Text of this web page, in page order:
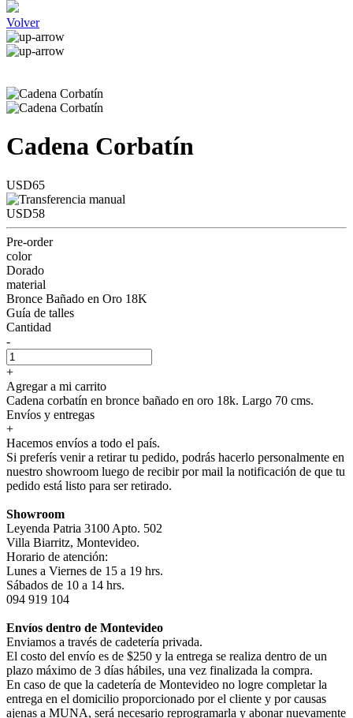
Volver
Cadena Corbatín
USD65
USD58
Pre-order
color
Dorado
material
Bronce Bañado en Oro 18K
Guía de talles
Cantidad
-
+
Agregar a mi carrito
Cadena corbatín en bronce bañado en oro 18k. Largo 70 cms.
Envíos y entregas
+
Hacemos envíos a todo el país.
Si preferís venir a retirar tu pedido, podrás hacerlo personalmente en
nuestro showroom luego de recibir por mail la notificación de que tu
pedido está listo para ser retirado.
Showroom
Leyenda Patria 3100 Apto. 502
Villa Biarritz, Montevideo.
Horario de atención:
Lunes a Viernes de 15 a 19 hrs.
Sábados de 10 a 14 hrs.
094 919 104
Envíos dentro de Montevideo
Enviamos a través de cadetería privada.
El costo del envío es de $250 y la entrega se realiza dentro de un
plazo máximo de 3 días hábiles, una vez finalizada la compra.
En caso de que la cadetería de Montevideo no logre completar la
entrega en el domicilio proporcionado por el cliente y por causas
ajenas a MUNA, será necesario reprogramarla y abonar nuevamente